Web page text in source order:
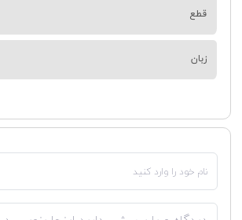
قطع
زبان